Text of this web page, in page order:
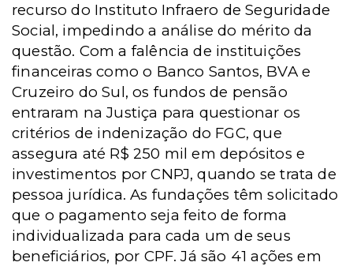
recurso do Instituto Infraero de Seguridade
Social, impedindo a análise do mérito da
questão. Com a falência de instituições
financeiras como o Banco Santos, BVA e
Cruzeiro do Sul, os fundos de pensão
entraram na Justiça para questionar os
critérios de indenização do FGC, que
assegura até R$ 250 mil em depósitos e
investimentos por CNPJ, quando se trata de
pessoa jurídica. As fundações têm solicitado
que o pagamento seja feito de forma
individualizada para cada um de seus
beneficiários, por CPF. Já são 41 ações em